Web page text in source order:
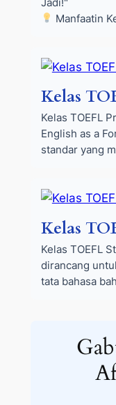
Manfaatin
Kelas
Kelas TOEFL
English as a
standar yang
Kelas
Kelas TOEFL
dirancang
tata bahasa